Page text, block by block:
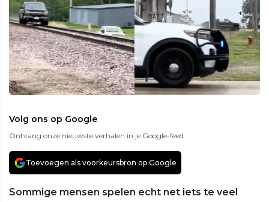
Volg ons op Google
Ontvang onze nieuwste verhalen in je Google-feed
Toevoegen als voorkeursbron op Google
Sommige mensen spelen echt net iets te veel